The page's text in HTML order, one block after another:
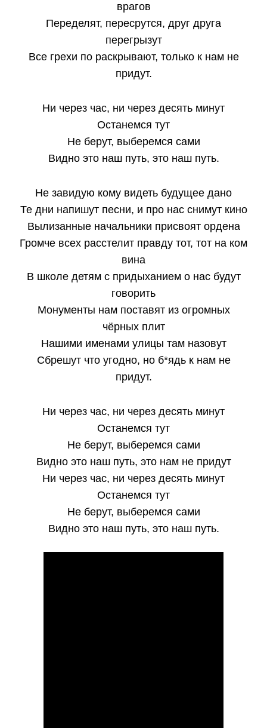
врагов
Переделят, пересрутся, друг друга
перегрызут
Все грехи по раскрывают, только к нам не
придут.
Ни через час, ни через десять минут
Останемся тут
Не берут, выберемся сами
Видно это наш путь, это наш путь.
Не завидую кому видеть будущее дано
Те дни напишут песни, и про нас снимут кино
Вылизанные начальники присвоят ордена
Громче всех расстелит правду тот, тот на ком
вина
В школе детям с придыханием о нас будут
говорить
Монументы нам поставят из огромных
чёрных плит
Нашими именами улицы там назовут
Сбрешут что угодно, но б*ядь к нам не
придут.
Ни через час, ни через десять минут
Останемся тут
Не берут, выберемся сами
Видно это наш путь, это нам не придут
Ни через час, ни через десять минут
Останемся тут
Не берут, выберемся сами
Видно это наш путь, это наш путь.